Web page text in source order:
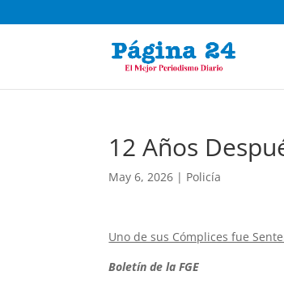
12 Años
May 6, 2026 | Policía
Uno de sus Cómplices fue
Boletín de la FGE